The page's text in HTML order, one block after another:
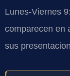
Lunes-Viernes
comparecen en
sus